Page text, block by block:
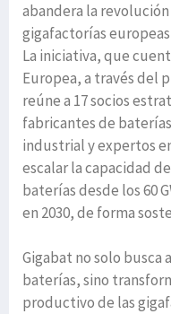
abandera la
gigafactorías
La iniciativa, que
Europea, a través del
reúne a 17 socios
fabricantes de
industrial y expertos
escalar la capacidad
baterías desde los 60
en 2030, de forma
Gigabat no solo
baterías, sino
productivo de las